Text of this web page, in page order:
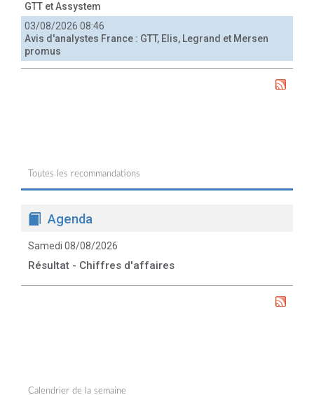
GTT et Assystem
03/08/2026 08:46
Avis d'analystes France : GTT, Elis, Legrand et Mersen
promus
Toutes les recommandations
Agenda
Samedi 08/08/2026
Résultat - Chiffres d'affaires
Calendrier de la semaine